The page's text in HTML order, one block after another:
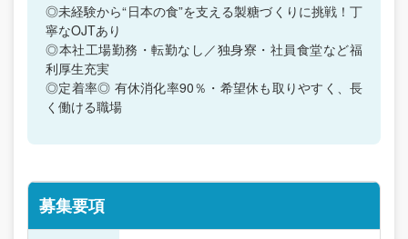
◎未経験から“日本の食”を支える製糖づくりに挑戦！丁
寧なOJTあり
◎本社工場勤務・転勤なし／独身寮・社員食堂など福
利厚生充実
◎定着率◎ 有休消化率90％・希望休も取りやすく、長
く働ける職場
募集要項